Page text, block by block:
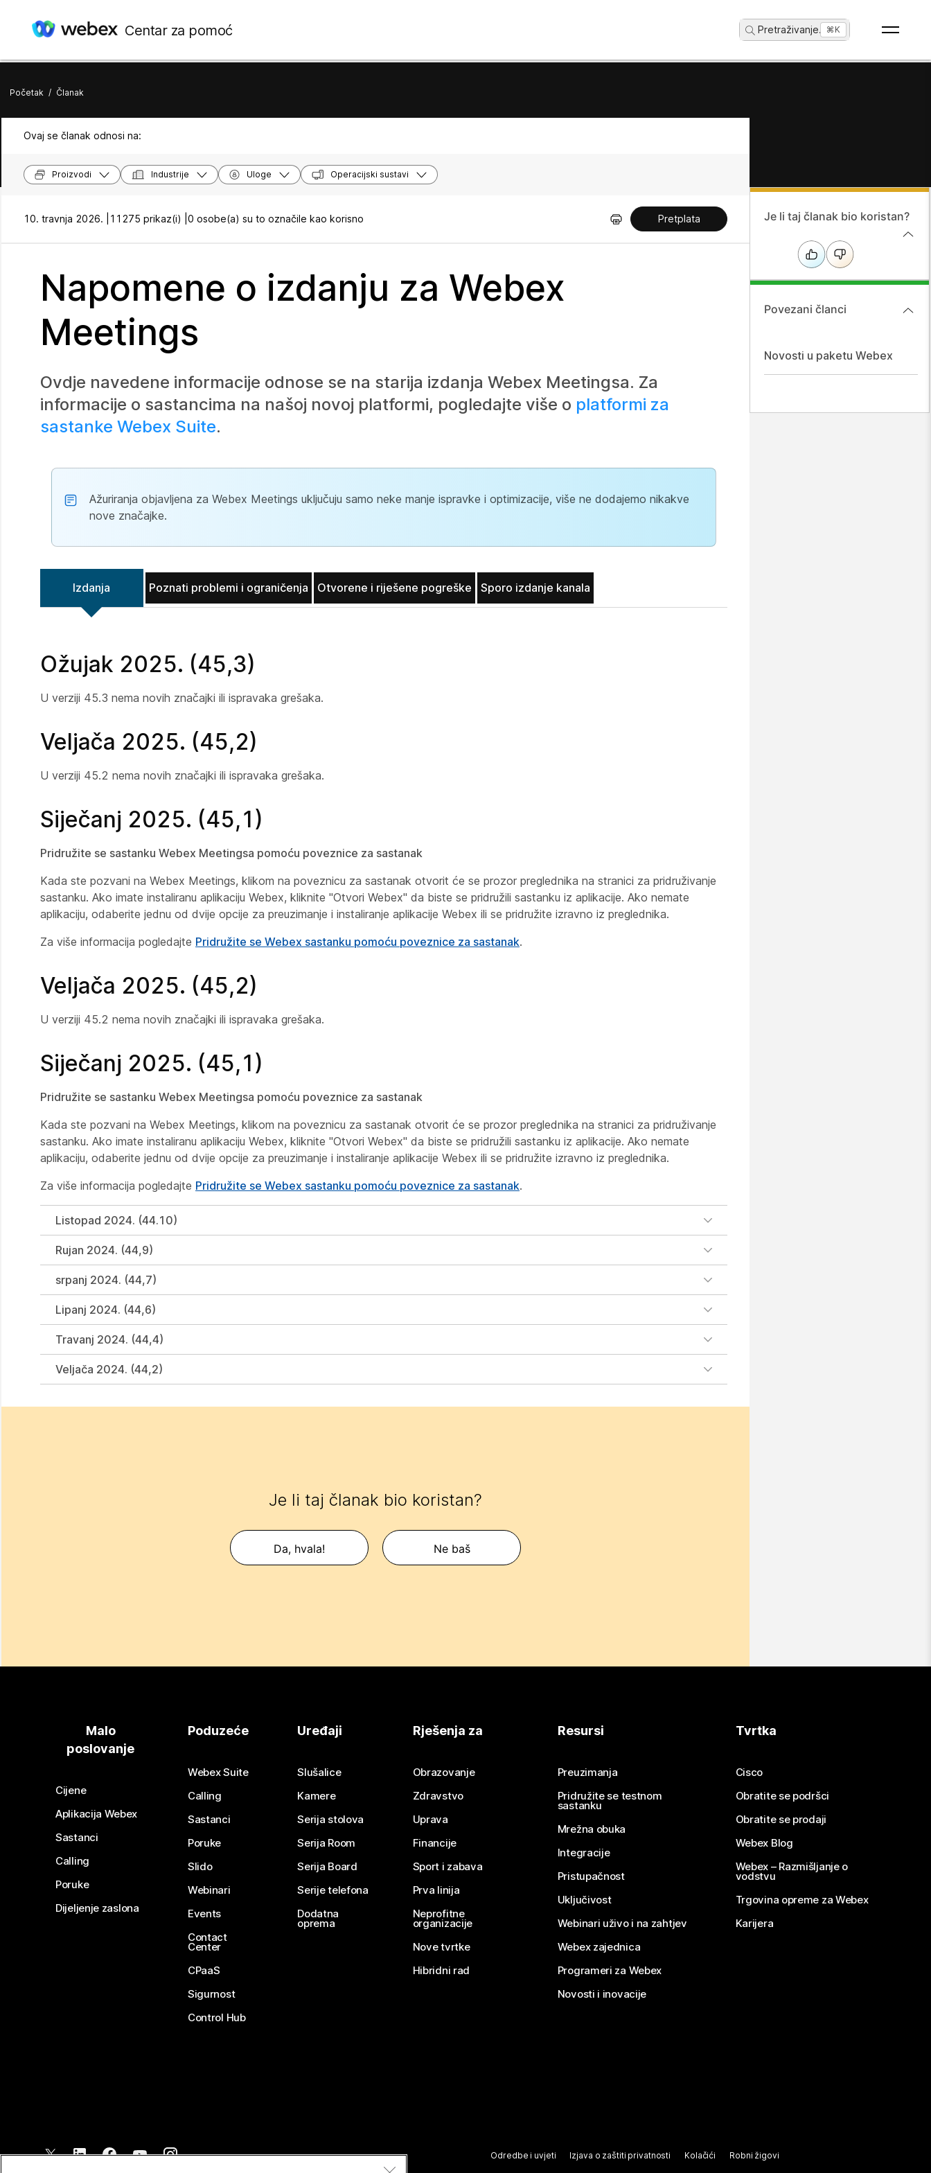
Centar za pomoć Pretraživanje... ⌘K
Početak / Članak
Ovaj se članak odnosi na:
Proizvodi Industrije Uloge Operacijski sustavi
10. travnja 2026. | 11275 prikaz(i) | 0 osobe(a) su to označile kao korisno Pretplata
Napomene o izdanju za Webex
Meetings
Ovdje navedene informacije odnose se na starija izdanja Webex Meetingsa. Za
informacije o sastancima na našoj novoj platformi, pogledajte više o platformi za
sastanke Webex Suite.
Ažuriranja objavljena za Webex Meetings uključuju samo neke manje ispravke i optimizacije, više ne dodajemo nikakve
nove značajke.
Izdanja Poznati problemi i ograničenja Otvorene i riješene pogreške Sporo izdanje kanala
Ožujak 2025. (45,3)
U verziji 45.3 nema novih značajki ili ispravaka grešaka.
Veljača 2025. (45,2)
U verziji 45.2 nema novih značajki ili ispravaka grešaka.
Siječanj 2025. (45,1)
Pridružite se sastanku Webex Meetingsa pomoću poveznice za sastanak
Kada ste pozvani na Webex Meetings, klikom na poveznicu za sastanak otvorit će se prozor preglednika na stranici za pridruživanje
sastanku. Ako imate instaliranu aplikaciju Webex, kliknite "Otvori Webex" da biste se pridružili sastanku iz aplikacije. Ako nemate
aplikaciju, odaberite jednu od dvije opcije za preuzimanje i instaliranje aplikacije Webex ili se pridružite izravno iz preglednika.
Za više informacija pogledajte Pridružite se Webex sastanku pomoću poveznice za sastanak.
Veljača 2025. (45,2)
U verziji 45.2 nema novih značajki ili ispravaka grešaka.
Siječanj 2025. (45,1)
Pridružite se sastanku Webex Meetingsa pomoću poveznice za sastanak
Kada ste pozvani na Webex Meetings, klikom na poveznicu za sastanak otvorit će se prozor preglednika na stranici za pridruživanje
sastanku. Ako imate instaliranu aplikaciju Webex, kliknite "Otvori Webex" da biste se pridružili sastanku iz aplikacije. Ako nemate
aplikaciju, odaberite jednu od dvije opcije za preuzimanje i instaliranje aplikacije Webex ili se pridružite izravno iz preglednika.
Za više informacija pogledajte Pridružite se Webex sastanku pomoću poveznice za sastanak.
Listopad 2024. (44.10)
Rujan 2024. (44,9)
srpanj 2024. (44,7)
Lipanj 2024. (44,6)
Travanj 2024. (44,4)
Veljača 2024. (44,2)
Je li taj članak bio koristan?
Da, hvala! Ne baš
Je li taj članak bio koristan?
Povezani članci
Novosti u paketu Webex
Malo
poslovanje
Cijene
Aplikacija Webex
Sastanci
Calling
Poruke
Dijeljenje zaslona
Poduzeće
Webex Suite
Calling
Sastanci
Poruke
Slido
Webinari
Events
Contact
Center
CPaaS
Sigurnost
Control Hub
Uređaji
Slušalice
Kamere
Serija stolova
Serija Room
Serija Board
Serije telefona
Dodatna
oprema
Rješenja za
Obrazovanje
Zdravstvo
Uprava
Financije
Sport i zabava
Prva linija
Neprofitne
organizacije
Nove tvrtke
Hibridni rad
Resursi
Preuzimanja
Pridružite se testnom
sastanku
Mrežna obuka
Integracije
Pristupačnost
Uključivost
Webinari uživo i na zahtjev
Webex zajednica
Programeri za Webex
Novosti i inovacije
Tvrtka
Cisco
Obratite se podršci
Obratite se prodaji
Webex Blog
Webex – Razmišljanje o
vodstvu
Trgovina opreme za Webex
Karijera
Odredbe i uvjeti Izjava o zaštiti privatnosti Kolačići Robni žigovi